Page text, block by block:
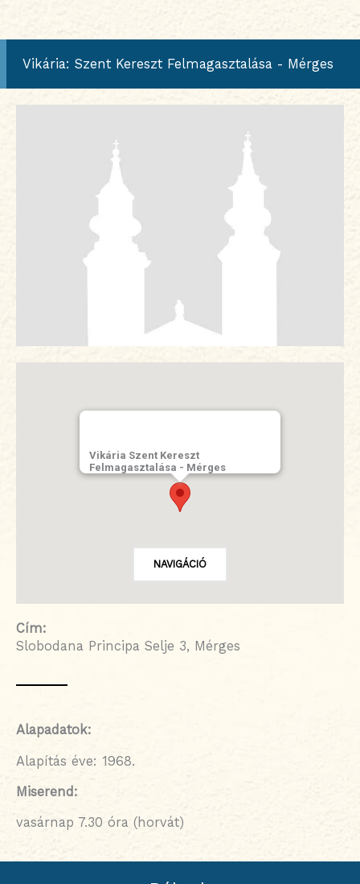
Vikária: Szent Kereszt Felmagasztalása - Mérges
Cím:
Slobodana Principa Selje 3, Mérges
Alapadatok:
Alapítás éve: 1968.
Miserend:
vasárnap 7.30 óra (horvát)
Vikária Szent Kereszt
Felmagasztalása - Mérges
NAVIGÁCIÓ